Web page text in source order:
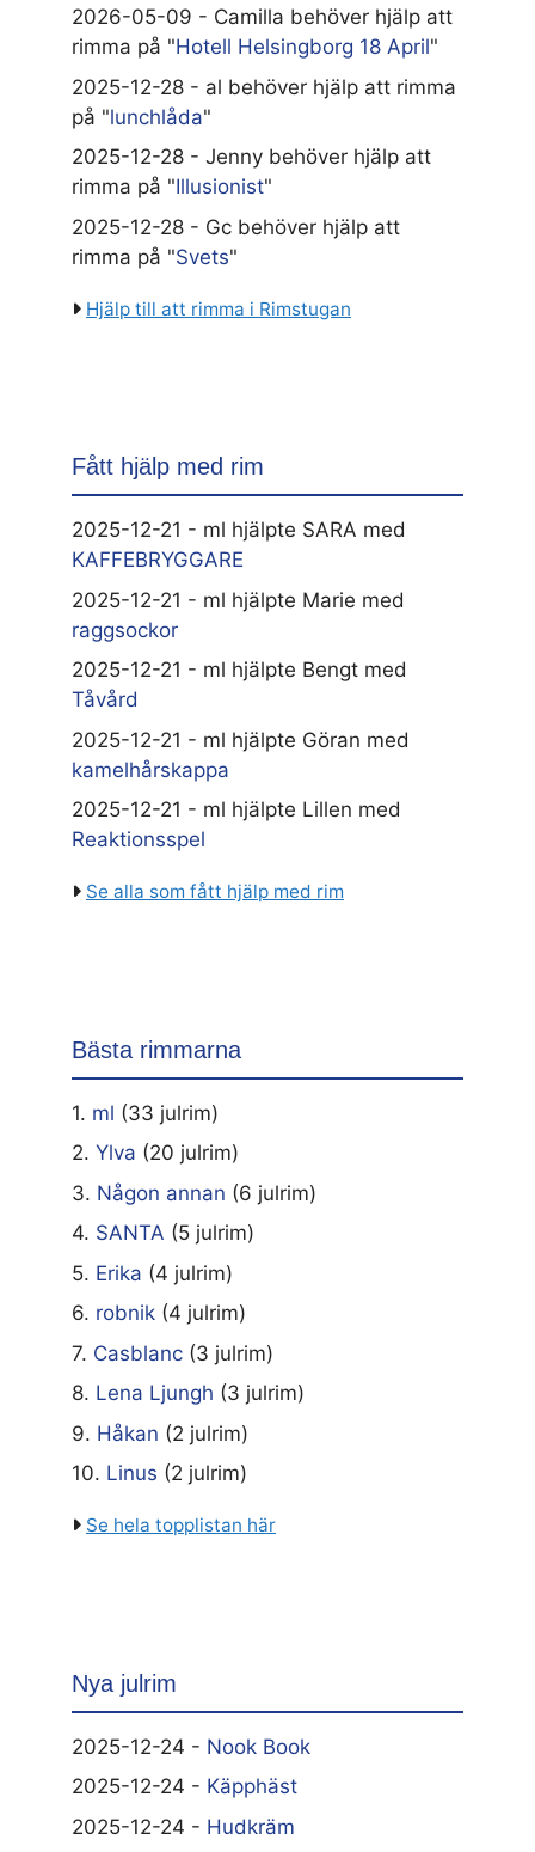
2026-05-09 - Camilla behöver hjälp att
rimma på "Hotell Helsingborg 18 April"
2025-12-28 - al behöver hjälp att rimma
på "lunchlåda"
2025-12-28 - Jenny behöver hjälp att
rimma på "Illusionist"
2025-12-28 - Gc behöver hjälp att
rimma på "Svets"
Hjälp till att rimma i Rimstugan
Fått hjälp med rim
2025-12-21 - ml hjälpte SARA med
KAFFEBRYGGARE
2025-12-21 - ml hjälpte Marie med
raggsockor
2025-12-21 - ml hjälpte Bengt med
Tåvård
2025-12-21 - ml hjälpte Göran med
kamelhårskappa
2025-12-21 - ml hjälpte Lillen med
Reaktionsspel
Se alla som fått hjälp med rim
Bästa rimmarna
1. ml (33 julrim)
2. Ylva (20 julrim)
3. Någon annan (6 julrim)
4. SANTA (5 julrim)
5. Erika (4 julrim)
6. robnik (4 julrim)
7. Casblanc (3 julrim)
8. Lena Ljungh (3 julrim)
9. Håkan (2 julrim)
10. Linus (2 julrim)
Se hela topplistan här
Nya julrim
2025-12-24 - Nook Book
2025-12-24 - Käpphäst
2025-12-24 - Hudkräm